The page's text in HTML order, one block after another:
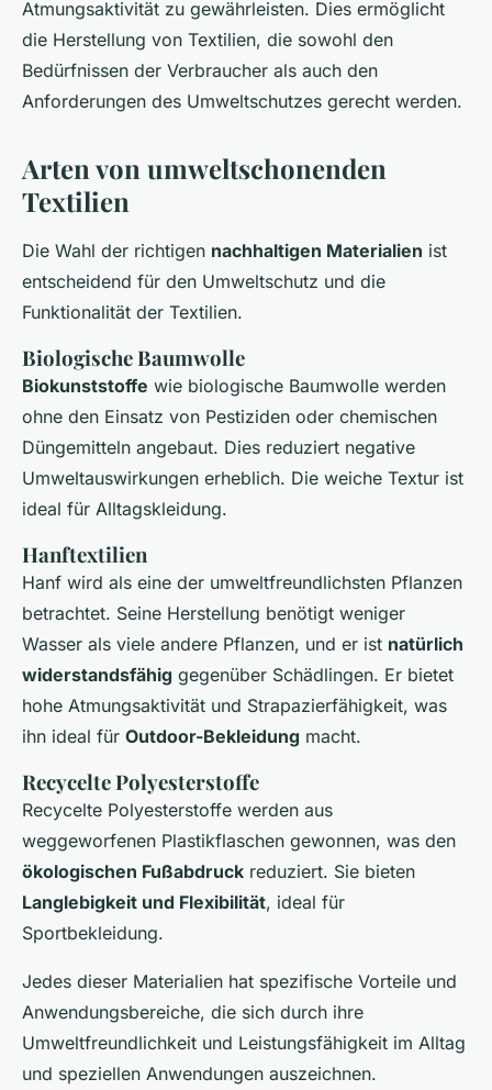
Atmungsaktivität zu gewährleisten. Dies ermöglicht
die Herstellung von Textilien, die sowohl den
Bedürfnissen der Verbraucher als auch den
Anforderungen des Umweltschutzes gerecht werden.
Arten von umweltschonenden
Textilien
Die Wahl der richtigen nachhaltigen Materialien ist
entscheidend für den Umweltschutz und die
Funktionalität der Textilien.
Biologische Baumwolle
Biokunststoffe wie biologische Baumwolle werden
ohne den Einsatz von Pestiziden oder chemischen
Düngemitteln angebaut. Dies reduziert negative
Umweltauswirkungen erheblich. Die weiche Textur ist
ideal für Alltagskleidung.
Hanftextilien
Hanf wird als eine der umweltfreundlichsten Pflanzen
betrachtet. Seine Herstellung benötigt weniger
Wasser als viele andere Pflanzen, und er ist natürlich
widerstandsfähig gegenüber Schädlingen. Er bietet
hohe Atmungsaktivität und Strapazierfähigkeit, was
ihn ideal für Outdoor-Bekleidung macht.
Recycelte Polyesterstoffe
Recycelte Polyesterstoffe werden aus
weggeworfenen Plastikflaschen gewonnen, was den
ökologischen Fußabdruck reduziert. Sie bieten
Langlebigkeit und Flexibilität, ideal für
Sportbekleidung.
Jedes dieser Materialien hat spezifische Vorteile und
Anwendungsbereiche, die sich durch ihre
Umweltfreundlichkeit und Leistungsfähigkeit im Alltag
und speziellen Anwendungen auszeichnen.